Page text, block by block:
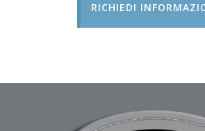
RICHIEDI